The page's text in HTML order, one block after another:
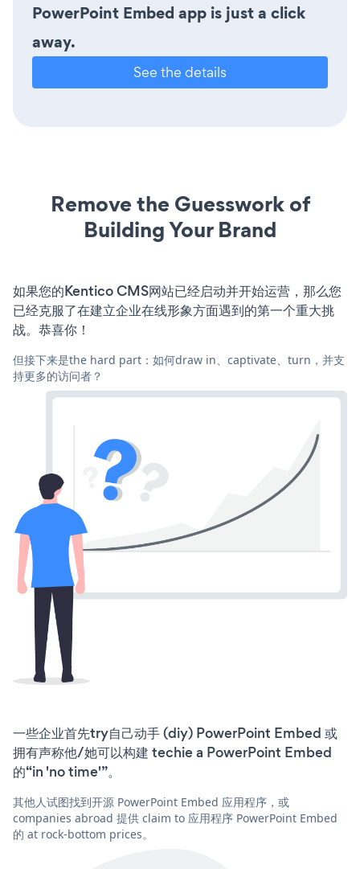
PowerPoint Embed app is just a click
away.
See the details
Remove the Guesswork of
Building Your Brand
如果您的Kentico CMS网站已经启动并开始运营，那么您
已经克服了在建立企业在线形象方面遇到的第一个重大挑
战。恭喜你！
但接下来是the hard part：如何draw in、captivate、turn，并支
持更多的访问者？
一些企业首先try自己动手 (diy) PowerPoint Embed 或
拥有声称他/她可以构建 techie a PowerPoint Embed
的“in 'no time'”。
其他人试图找到开源 PowerPoint Embed 应用程序，或
companies abroad 提供 claim to 应用程序 PowerPoint Embed
的 at rock-bottom prices。